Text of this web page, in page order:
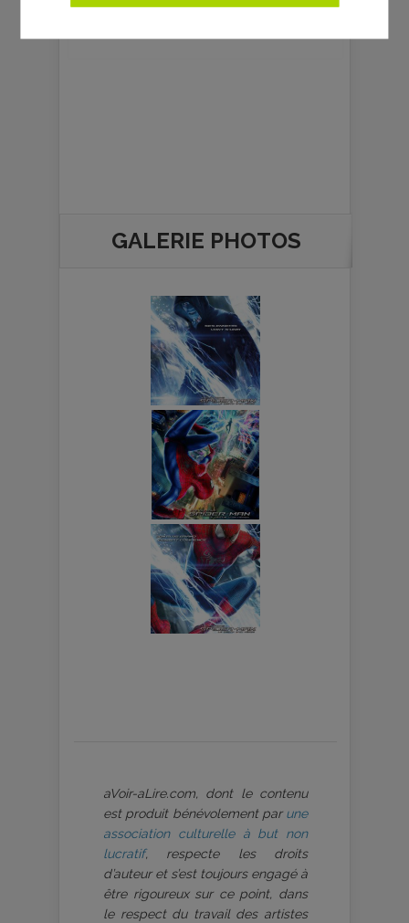
La rédaction ciné
GALERIE PHOTOS
aVoir-aLire.com, dont le contenu
est produit bénévolement par une
association culturelle à but non
lucratif, respecte les droits
d’auteur et s’est toujours engagé à
être rigoureux sur ce point, dans
le respect du travail des artistes